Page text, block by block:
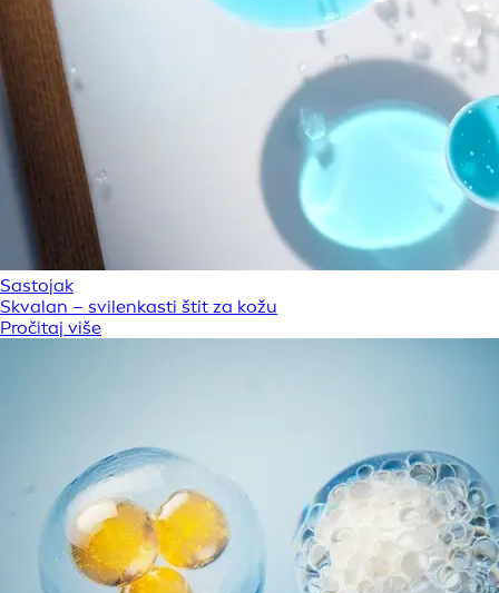
Sastojak
Skvalan – svilenkasti štit za kožu
Pročitaj više